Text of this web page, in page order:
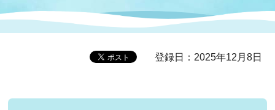
登録日：2025年12月8日